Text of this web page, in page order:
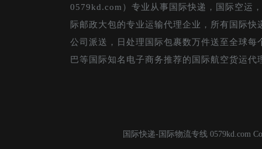
0579kd.com）专业从事国际快递，国际空运
际邮政大包的专业运输代理企业，所有国际快
公司派送，日处理国际包裹数万件送至全球每
巴等国际知名电子商务推荐的国际航空货运代
国际快递-国际物流专线 0579kd.com